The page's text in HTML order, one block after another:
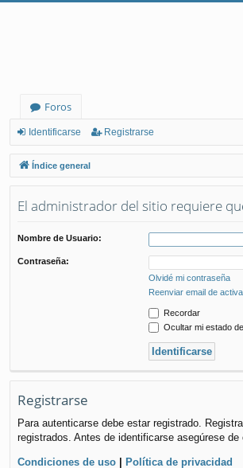
Foros
Identificarse Registrarse
Índice general
El administrador del sitio requiere
Nombre de Usuario:
Contraseña:
Olvidé mi contraseña
Reenviar email de
Recordar
Ocultar mi estado
Registrarse
Para autenticarse debe estar registrado.
registrados. Antes de identificarse asegúrese
Condiciones de uso | Política de privacidad